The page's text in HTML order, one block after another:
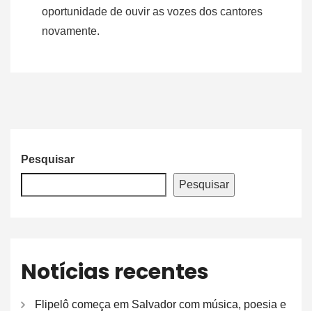
oportunidade de ouvir as vozes dos cantores
novamente.
Pesquisar
Pesquisar
Notícias recentes
Flipelô começa em Salvador com música, poesia e